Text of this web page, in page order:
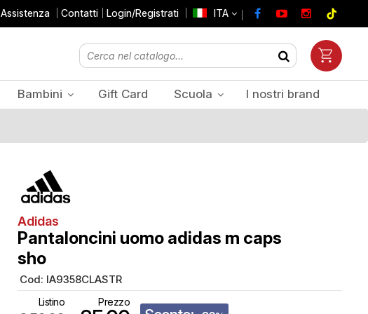
Assistenza Contatti Login/Registrati ITA
Bambini Gift Card Scuola I nostri brand
Adidas
Pantaloncini uomo adidas m caps
sho
Cod: IA9358CLASTR
Listino Prezzo